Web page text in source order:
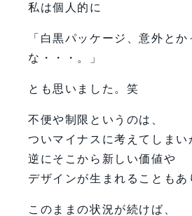
私は個人的に
「白黒パッケージ、意外とか
な・・・。」
とも思いました。笑
不便や制限というのは、
ついマイナスに考えてしまい
逆にそこから新しい価値や
デザインが生まれることもあ
このままの状況が続けば、